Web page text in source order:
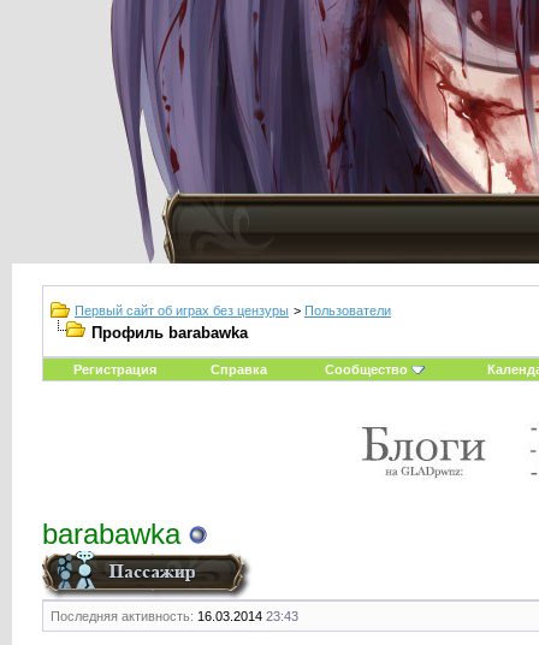
Первый сайт об играх без цензуры > Пользователи
Профиль barabawka
Регистрация Справка Сообщество
barabawka
Последняя активность: 16.03.2014 23:43